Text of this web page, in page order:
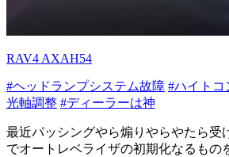
RAV4 AXAH54
#ヘッドランプシステム故障 #ハイトコ
光軸調整 #ディーラーは神
最近パッシングやら煽りやらやたら受
でオートレベライザの初期化なるもの